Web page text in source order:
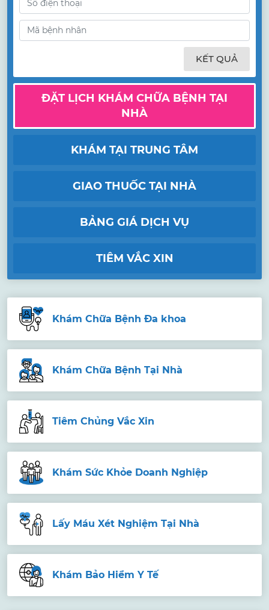
KẾT QUẢ
ĐẶT LỊCH KHÁM CHỮA BỆNH TẠI
NHÀ
KHÁM TẠI TRUNG TÂM
GIAO THUỐC TẠI NHÀ
BẢNG GIÁ DỊCH VỤ
TIÊM VẮC XIN
Khám Chữa Bệnh Đa khoa
Khám Chữa Bệnh Tại Nhà
Tiêm Chủng Vắc Xin
Khám Sức Khỏe Doanh Nghiệp
Lấy Máu Xét Nghiệm Tại Nhà
Khám Bảo Hiểm Y Tế